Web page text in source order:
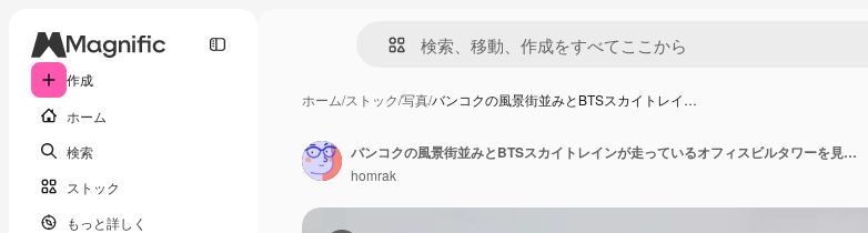
作成
ホーム
検索
ストック
もっと詳しく
ホーム/ストック/写真/バンコクの風景街並みとBTSスカイトレイ…
バンコクの風景街並みとBTSスカイトレインが走っているオフィスビルタワーを見るタイのバンコクのバンナー駅でタイの乗客と外国人旅行者の旅を送受信します
homrak